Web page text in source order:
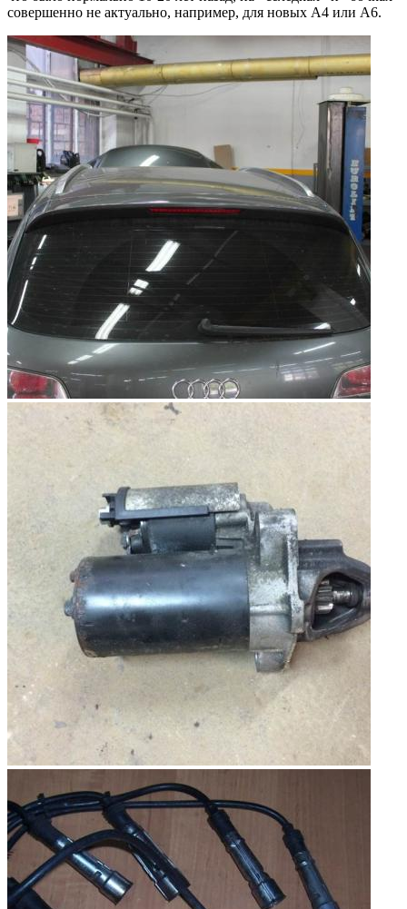
совершенно не актуально, например, для новых А4 или А6.